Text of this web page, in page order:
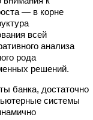
— в корне
всей
анализа
рода
решений.
банка, достаточно
системы